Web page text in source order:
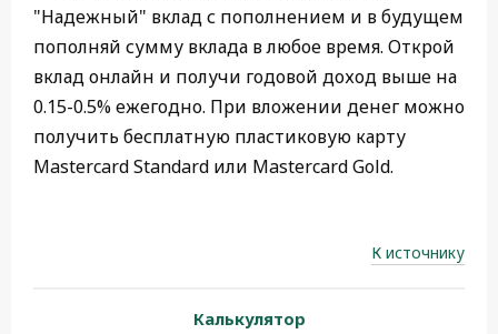
"Надежный" вклад с пополнением и в будущем
пополняй сумму вклада в любое время. Открой
вклад онлайн и получи годовой доход выше на
0.15-0.5% ежегодно. При вложении денег можно
получить бесплатную пластиковую карту
Mastercard Standard или Mastercard Gold.
К источнику
Калькулятор